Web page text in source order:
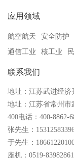
应用领域
航空航天 安全防护
通信工业
核工业
联系我们
地址：江苏武进经济
地址：江苏省常州市
400电话：400-8862-
张先生：
于先生：
座机：0519-